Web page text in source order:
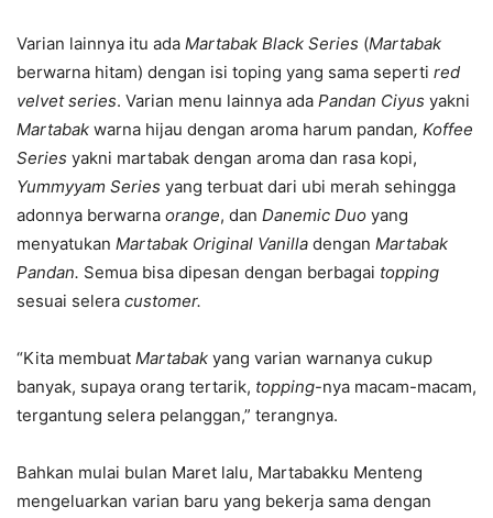
Varian lainnya itu ada Martabak Black Series (Martabak
berwarna hitam) dengan isi toping yang sama seperti red
velvet series. Varian menu lainnya ada Pandan Ciyus yakni
Martabak warna hijau dengan aroma harum pandan, Koffee
Series yakni martabak dengan aroma dan rasa kopi,
Yummyyam Series yang terbuat dari ubi merah sehingga
adonnya berwarna orange, dan Danemic Duo yang
menyatukan Martabak Original Vanilla dengan Martabak
Pandan. Semua bisa dipesan dengan berbagai topping
sesuai selera customer.
“Kita membuat Martabak yang varian warnanya cukup
banyak, supaya orang tertarik, topping-nya macam-macam,
tergantung selera pelanggan,” terangnya.
Bahkan mulai bulan Maret lalu, Martabakku Menteng
mengeluarkan varian baru yang bekerja sama dengan